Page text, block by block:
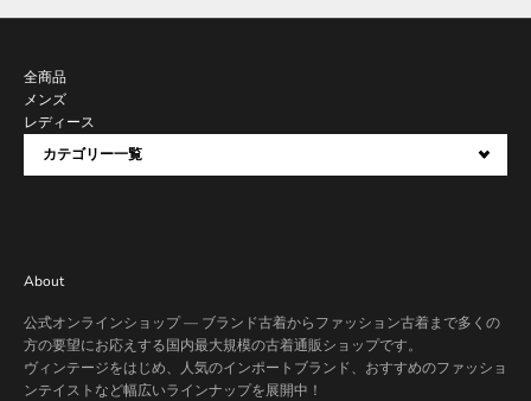
全商品
メンズ
レディース
カテゴリー一覧
About
公式オンラインショップ — ブランド古着からファッション古着まで多くの
方の要望にお応えする国内最大規模の古着通販ショップです。
ヴィンテージをはじめ、人気のインポートブランド、おすすめのファッショ
ンテイストなど幅広いラインナップを展開中！